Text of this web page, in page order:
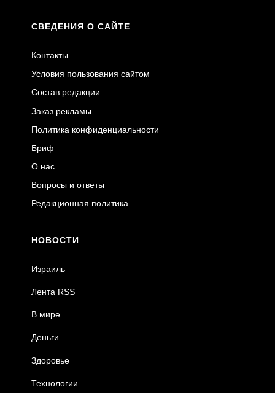
СВЕДЕНИЯ О САЙТЕ
Контакты
Условия пользования сайтом
Состав редакции
Заказ рекламы
Политика конфиденциальности
Бриф
О нас
Вопросы и ответы
Редакционная политика
НОВОСТИ
Израиль
Лента RSS
В мире
Деньги
Здоровье
Технологии